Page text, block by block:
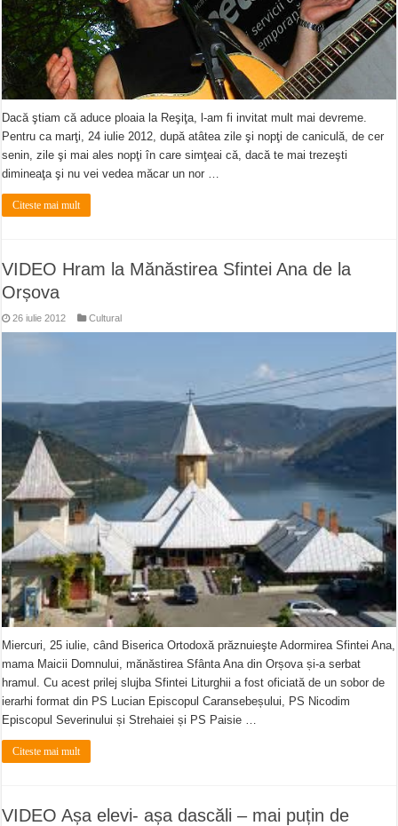
Dacă ştiam că aduce ploaia la Reşiţa, l-am fi invitat mult mai devreme.
Pentru ca marţi, 24 iulie 2012, după atâtea zile şi nopţi de caniculă, de cer
senin, zile şi mai ales nopţi în care simţeai că, dacă te mai trezeşti
dimineaţa şi nu vei vedea măcar un nor …
Citeste mai mult
VIDEO Hram la Mănăstirea Sfintei Ana de la
Orșova
26 iulie 2012 Cultural
Miercuri, 25 iulie, când Biserica Ortodoxă prăznuieşte Adormirea Sfintei Ana,
mama Maicii Domnului, mănăstirea Sfânta Ana din Orșova și-a serbat
hramul. Cu acest prilej slujba Sfintei Liturghii a fost oficiată de un sobor de
ierarhi format din PS Lucian Episcopul Caransebeșului, PS Nicodim
Episcopul Severinului și Strehaiei și PS Paisie …
Citeste mai mult
VIDEO Așa elevi- așa dascăli – mai puțin de